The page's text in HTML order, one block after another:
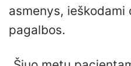
asmenys, ieškodami
pagalbos.